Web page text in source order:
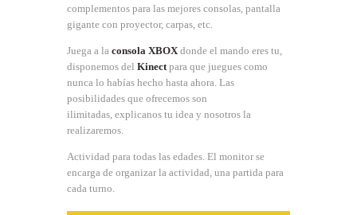
complementos para las mejores consolas, pantalla
gigante con proyector, carpas, etc.
Juega a la consola XBOXdonde el mando eres tu,
disponemos del Kinectpara que juegues como
nunca lo habías hecho hasta ahora. Las
posibilidades que ofrecemos son
ilimitadas, explicanos tu idea y nosotros la
realizaremos.
Actividad para todas las edades. El monitor se
encarga de organizar la actividad, una partida para
cada turno.